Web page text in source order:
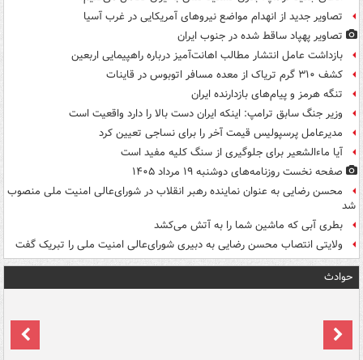
تصاویر جدید از انهدام مواضع نیروهای آمریکایی در غرب آسیا
تصاویر پهپاد ساقط شده در جنوب ایران
بازداشت عامل انتشار مطالب اهانت‌آمیز درباره راهپیمایی اربعین
کشف ۳۱۰ گرم تریاک از معده مسافر اتوبوس در قاینات
تنگه هرمز و پیام‌های بازدارنده ایران
وزیر جنگ سابق ترامپ: اینکه ایران دست بالا را دارد واقعیت است
مدیرعامل پرسپولیس قیمت آخر را برای نساجی تعیین کرد
آیا ماءالشعیر برای جلوگیری از سنگ کلیه مفید است
صفحه نخست روزنامه‌های دوشنبه ۱۹ مرداد ۱۴۰۵
محسن رضایی به عنوان نماینده رهبر انقلاب در شورای‌عالی امنیت ملی منصوب
شد
بطری آبی که ماشین شما را به آتش می‌کشد
ولایتی انتصاب محسن رضایی به دبیری شورای‌عالی امنیت ملی را تبریک گفت
حوادث